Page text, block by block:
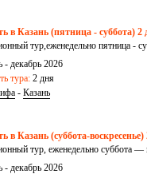
в Казань (пятница - суббота) 2
тур,еженедельно пятница -
- декабрь 2026
тура: 2 дня
- Казань
в Казань (суббота-
тур, еженедельно суббота —
- декабрь 2026